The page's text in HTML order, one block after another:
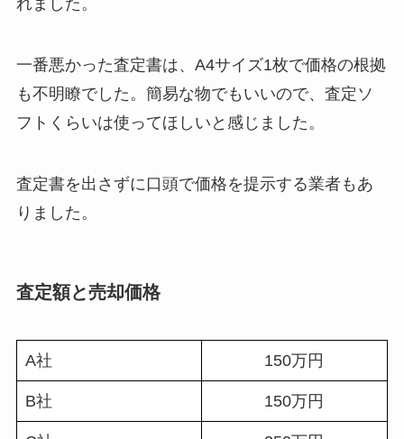
一番悪かった査定書は、A4サイズ1枚で価格の根拠
も不明瞭でした。簡易な物でもいいので、査定ソ
フトくらいは使ってほしいと感じました。
査定書を出さずに口頭で価格を提示する業者もあ
りました。
査定額と売却価格
A社 150万円
B社 150万円